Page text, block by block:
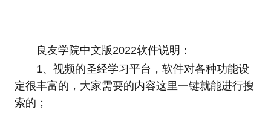
良友学院中文版2022软件说明：
1、视频的圣经学习平台，软件对各种功能设
定很丰富的，大家需要的内容这里一键就能进行搜
索的；